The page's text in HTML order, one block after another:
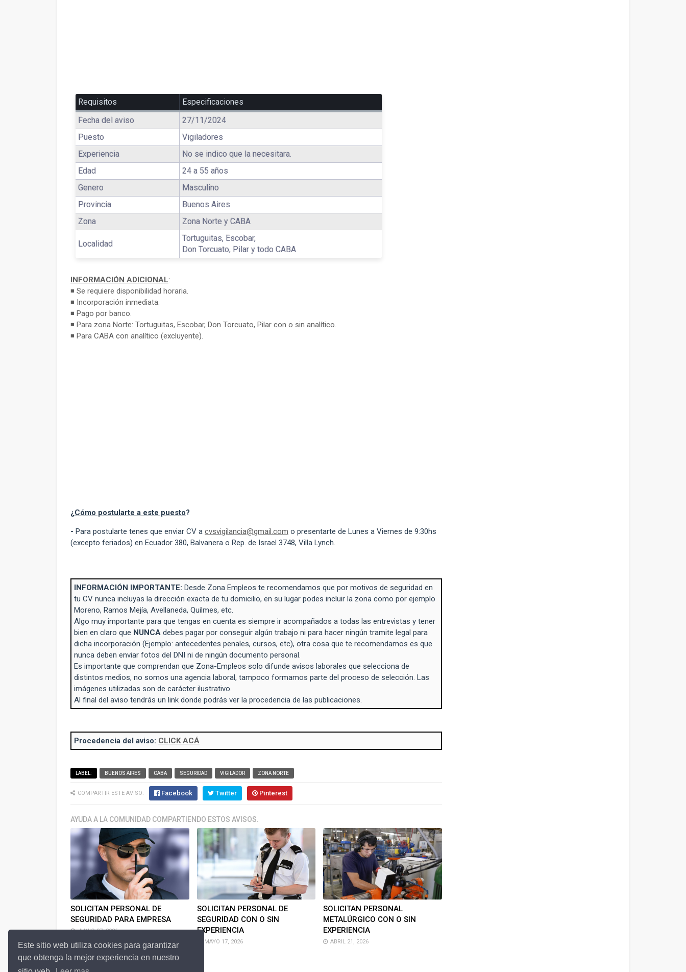
Este sitio web utiliza cookies para garantizar
que obtenga la mejor experiencia en nuestro
Requisitos
Especificaciones
Fecha del aviso
27/11/2024
Puesto
Vigiladores
Experiencia
No se indico que la necesitara.
Edad
24 a 55 años
Genero
Masculino
Provincia
Buenos Aires
Zona
Zona Norte y CABA
Localidad
Tortuguitas, Escobar,
Don Torcuato, Pilar y todo CABA
INFORMACIÓN ADICIONAL:
◾ Se requiere disponibilidad horaria.
◾ Incorporación inmediata.
◾ Pago por banco.
◾ Para zona Norte: Tortuguitas, Escobar, Don Torcuato, Pilar con o sin analítico.
◾ Para CABA con analítico (excluyente).
¿ Cómo postularte a este puesto?
- Para postularte tenes que enviar CV a cvsvigilancia@gmail.com o presentarte de Lunes a Viernes de 9:30hs
(excepto feriados) en Ecuador 380, Balvanera o Rep. de Israel 3748, Villa Lynch.
INFORMACIÓN IMPORTANTE: Desde Zona Empleos te recomendamos que por motivos de seguridad en
tu CV nunca incluyas la dirección exacta de tu domicilio, en su lugar podes incluir la zona como por ejemplo
Moreno, Ramos Mejía, Avellaneda, Quilmes, etc.
Algo muy importante para que tengas en cuenta es siempre ir acompañados a todas las entrevistas y tener
bien en claro que NUNCA debes pagar por conseguir algún trabajo ni para hacer ningún tramite legal para
dicha incorporación (Ejemplo: antecedentes penales, cursos, etc), otra cosa que te recomendamos es que
nunca deben enviar fotos del DNI ni de ningún documento personal.
Es importante que comprendan que Zona-Empleos solo difunde avisos laborales que selecciona de
distintos medios, no somos una agencia laboral, tampoco formamos parte del proceso de selección. Las
imágenes utilizadas son de carácter ilustrativo.
Al final del aviso tendrás un link donde podrás ver la procedencia de las publicaciones.
Procedencia del aviso: CLICK ACÁ
LABEL: BUENOS AIRES CABA SEGURIDAD VIGILADOR ZONA NORTE
COMPARTIR ESTE AVISO: Facebook Twitter Pinterest
AYUDA A LA COMUNIDAD COMPARTIENDO ESTOS AVISOS.
SOLICITAN PERSONAL DE
SEGURIDAD PARA EMPRESA
JUNIO 07, 2026
SOLICITAN PERSONAL DE
SEGURIDAD CON O SIN
EXPERIENCIA
MAYO 17, 2026
SOLICITAN PERSONAL
METALÚRGICO CON O SIN
EXPERIENCIA
ABRIL 21, 2026